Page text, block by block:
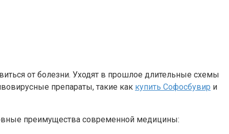
от болезни. Уходят в прошлое длительные схемы
препараты, такие как купить Софосбувир и
преимущества современной медицины: